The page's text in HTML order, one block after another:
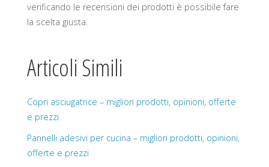
verificando le recensioni dei prodotti è possibile fare
la scelta giusta.
Articoli Simili
Copri asciugatrice – migliori prodotti, opinioni, offerte
e prezzi
Pannelli adesivi per cucina – migliori prodotti, opinioni,
offerte e prezzi